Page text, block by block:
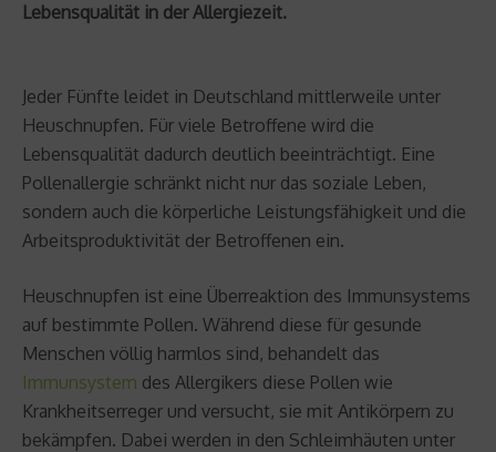
Lebensqualität in der Allergiezeit.
Jeder Fünfte leidet in Deutschland mittlerweile unter
Heuschnupfen. Für viele Betroffene wird die
Lebensqualität dadurch deutlich beeinträchtigt. Eine
Pollenallergie schränkt nicht nur das soziale Leben,
sondern auch die körperliche Leistungsfähigkeit und die
Arbeitsproduktivität der Betroffenen ein.
Heuschnupfen ist eine Überreaktion des Immunsystems
auf bestimmte Pollen. Während diese für gesunde
Menschen völlig harmlos sind, behandelt das
Immunsystem des Allergikers diese Pollen wie
Krankheitserreger und versucht, sie mit Antikörpern zu
bekämpfen. Dabei werden in den Schleimhäuten unter